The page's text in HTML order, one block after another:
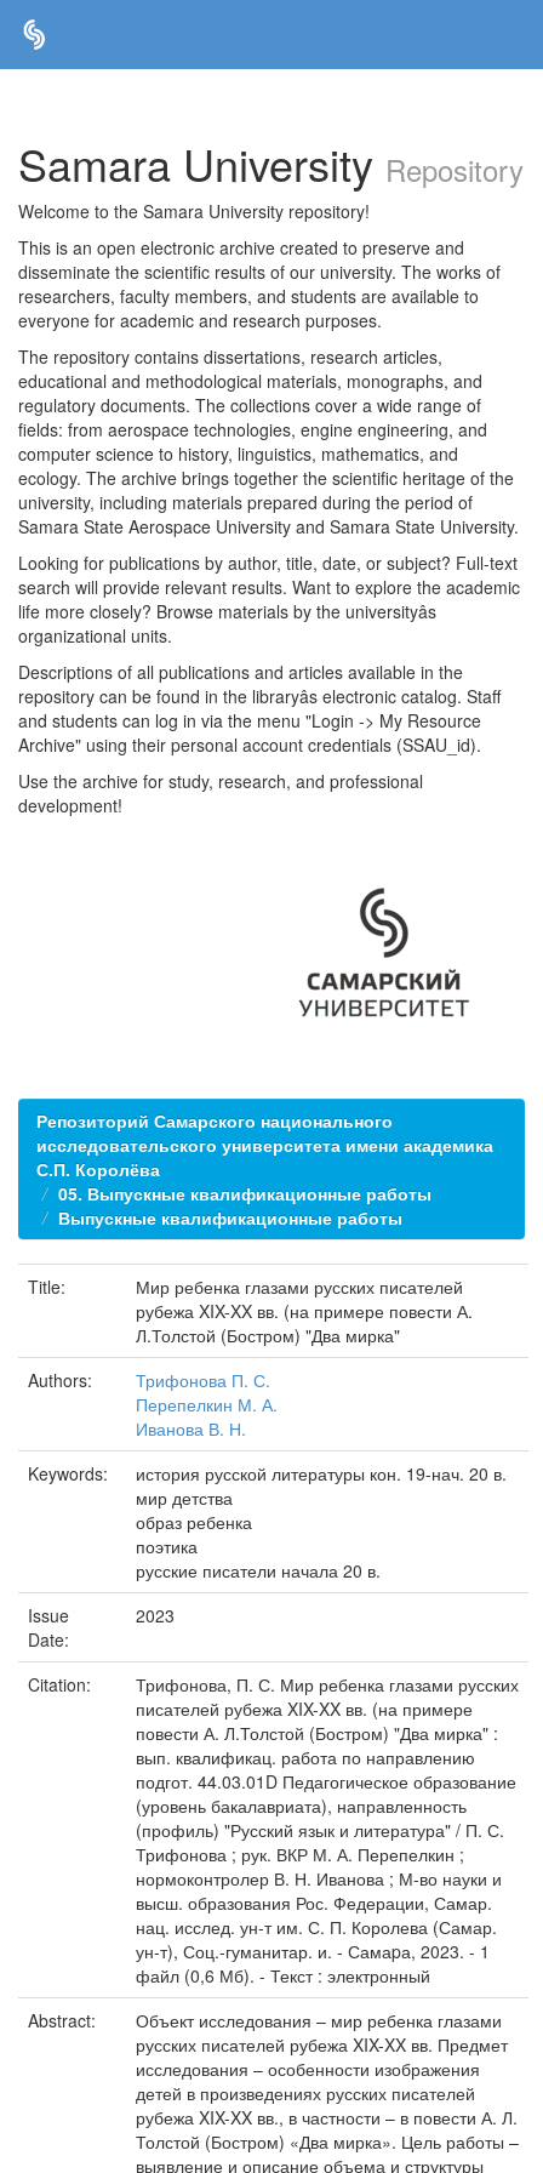
Samara University Repository
Welcome to the Samara University repository!
This is an open electronic archive created to preserve and
disseminate the scientific results of our university. The works of
researchers, faculty members, and students are available to
everyone for academic and research purposes.
The repository contains dissertations, research articles,
educational and methodological materials, monographs, and
regulatory documents. The collections cover a wide range of
fields: from aerospace technologies, engine engineering, and
computer science to history, linguistics, mathematics, and
ecology. The archive brings together the scientific heritage of the
university, including materials prepared during the period of
Samara State Aerospace University and Samara State University.
Looking for publications by author, title, date, or subject? Full-text
search will provide relevant results. Want to explore the academic
life more closely? Browse materials by the universityâs
organizational units.
Descriptions of all publications and articles available in the
repository can be found in the libraryâs electronic catalog. Staff
and students can log in via the menu "Login -> My Resource
Archive" using their personal account credentials (SSAU_id).
Use the archive for study, research, and professional
development!
Репозиторий Самарского национального
исследовательского университета имени академика
С.П. Королёва
05. Выпускные квалификационные работы
Выпускные квалификационные работы
Title:
Мир ребенка глазами русских писателей
рубежа XIX-XX вв. (на примере повести А.
Л.Толстой (Бостром) "Два мирка"
Authors:
Трифонова П. С.
Перепелкин М. А.
Иванова В. Н.
Keywords:
история русской литературы кон. 19-нач. 20 в.
мир детства
образ ребенка
поэтика
русские писатели начала 20 в.
Issue
Date:
2023
Citation:
Трифонова, П. С. Мир ребенка глазами русских
писателей рубежа XIX-XX вв. (на примере
повести А. Л.Толстой (Бостром) "Два мирка" :
вып. квалификац. работа по направлению
подгот. 44.03.01D Педагогическое образование
(уровень бакалавриата), направленность
(профиль) "Русский язык и литература" / П. С.
Трифонова ; рук. ВКР М. А. Перепелкин ;
нормоконтролер В. Н. Иванова ; М-во науки и
высш. образования Рос. Федерации, Самар.
нац. исслед. ун-т им. С. П. Королева (Самар.
ун-т), Соц.-гуманитар. и. - Самаpа, 2023. - 1
файл (0,6 Мб). - Текст : электронный
Abstract:
Объект исследования – мир ребенка глазами
русских писателей рубежа XIX-XX вв. Предмет
исследования – особенности изображения
детей в произведениях русских писателей
рубежа XIX-XX вв., в частности – в повести А. Л.
Толстой (Бостром) «Два мирка». Цель работы –
выявление и описание объема и структуры